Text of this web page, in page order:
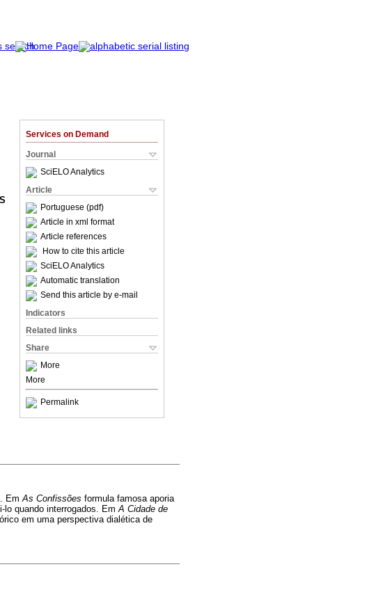
Services on Demand
Journal
SciELO Analytics
Article
Portuguese (pdf)
Article in xml format
Article references
How to cite this article
SciELO Analytics
Automatic translation
Send this article by e-mail
Indicators
Related links
Share
More
More
Permalink
EmAs Confissões formula famosa aporia
lo quando interrogados. EmA Cidade de
em uma perspectiva dialética de